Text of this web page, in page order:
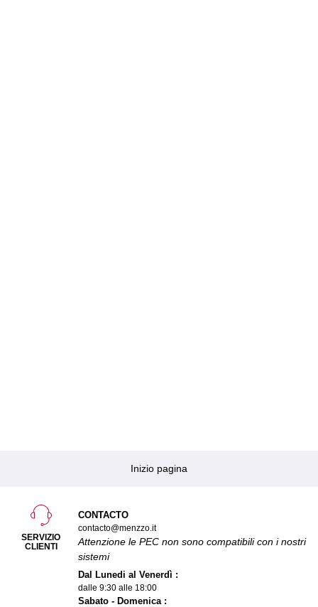
Inizio pagina
SERVIZIO
CLIENTI
CONTACTO
contacto@menzzo.it
Attenzione le PEC non sono compatibili con i nostri
sistemi
Dal Lunedi al Venerdì :
dalle 9:30 alle 18:00
Sabato - Domenica :